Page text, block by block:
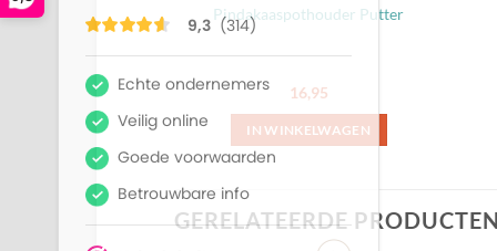
Pindakaaspothouder Putter
16,95
IN WINKELWAGEN
GERELATEERDE PRODUCTEN